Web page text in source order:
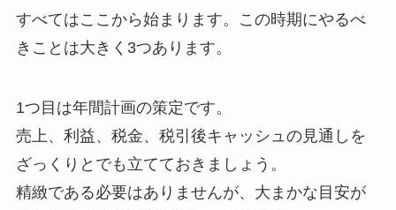
すべてはここから始まります。この時期にやるべ
きことは大きく3つあります。
1つ目は年間計画の策定です。
売上、利益、税金、税引後キャッシュの見通しを
ざっくりとでも立てておきましょう。
精緻である必要はありませんが、大まかな目安が